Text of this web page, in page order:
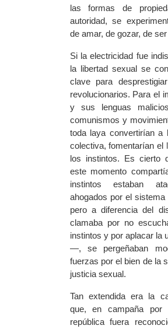
las formas de
autoridad, se
de amar, de gozar, de
Si la electricidad fue
la libertad sexual se
clave para
revolucionarios. Para el
y sus lenguas
comunismos y
toda laya convertirían a
colectiva, fomentarían el
los instintos. Es cierto
este momento
instintos estaban
ahogados por el sistema
pero a diferencia del
clamaba por no
instintos y por aplacar la
—, se pergeñaban
fuerzas por el bien de la
justicia sexual.
Tan extendida era la
que, en campaña por
república fuera